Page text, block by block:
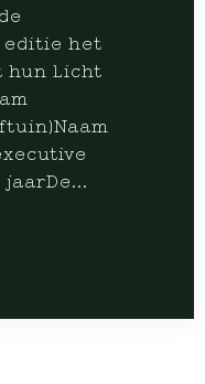
editie het
hun Licht